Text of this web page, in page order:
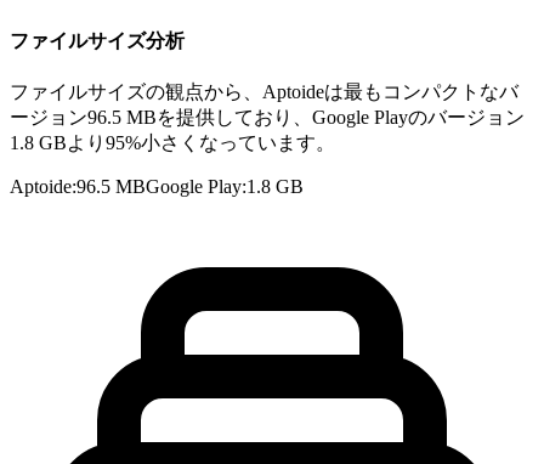
ファイルサイズ分析
ファイルサイズの観点から、Aptoideは最もコンパクトなバ
ージョン96.5 MBを提供しており、Google Playのバージョン
1.8 GBより95%小さくなっています。
Aptoide:96.5 MBGoogle Play:1.8 GB